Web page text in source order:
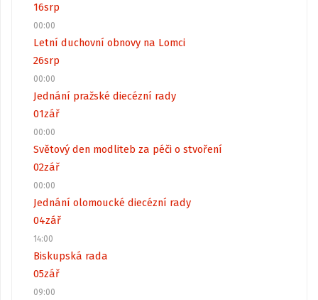
16srp
00:00
Letní duchovní obnovy na Lomci
26srp
00:00
Jednání pražské diecézní rady
01zář
00:00
Světový den modliteb za péči o stvoření
02zář
00:00
Jednání olomoucké diecézní rady
04zář
14:00
Biskupská rada
05zář
09:00